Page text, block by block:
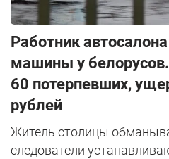
Работник
машины у
60 потерпевших,
рублей
Житель столицы
следователи